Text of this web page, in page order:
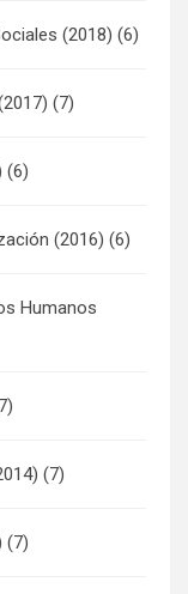
(2018) (6)
(7)
(6)
(2016) (6)
Humanos
(7)
(7)